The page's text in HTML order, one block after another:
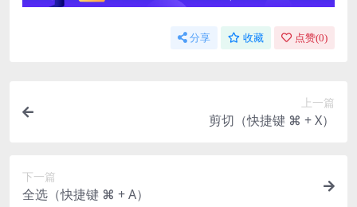
分享 收藏 点赞(0)
上一篇
剪切（快捷键 ⌘ + X）
下一篇
全选（快捷键 ⌘ + A）